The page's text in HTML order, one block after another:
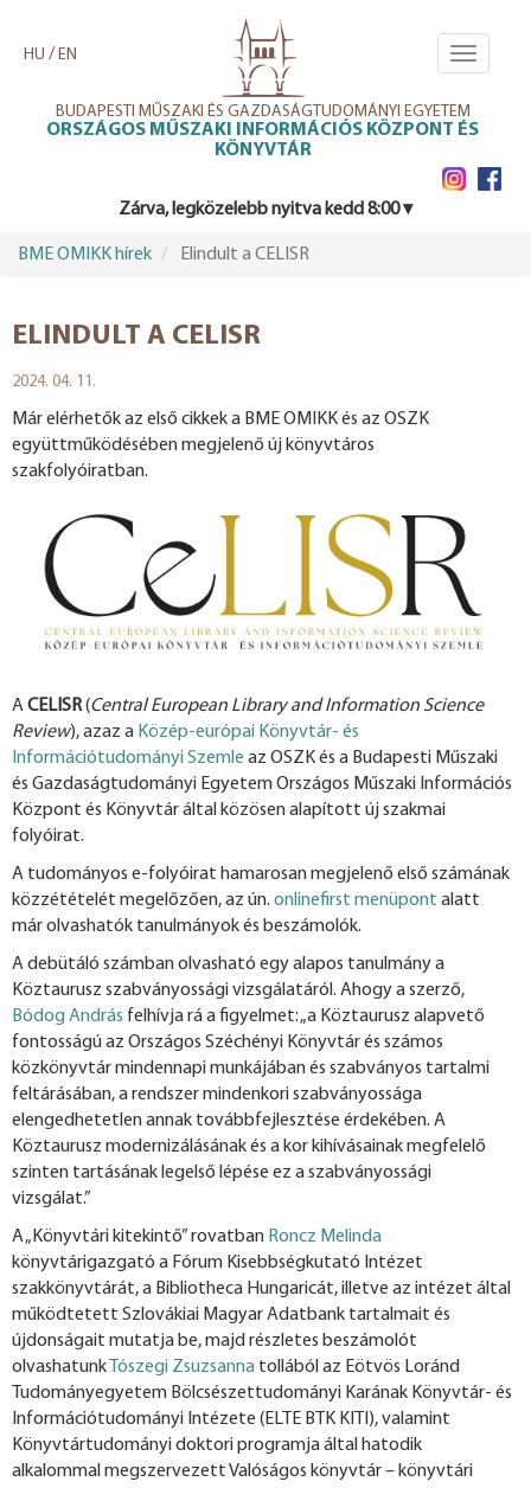
tartalomra
BUDAPESTI MŰSZAKI ÉS GAZDASÁGTUDOMÁNYI EGYETEM
ORSZÁGOS MŰSZAKI INFORMÁCIÓS KÖZPONT ÉS
KÖNYVTÁR
HU / EN
Zárva, legközelebb nyitva kedd 8:00 ▾
Toggle
BME OMIKK hírek Elindult a CELISR
ELINDULT A CELISR
2024. 04. 11.
Már elérhetők az első cikkek a BME OMIKK és az OSZK
együttműködésében megjelenő új könyvtáros
szakfolyóiratban.
ACELISR(Central European Library and Information Science
Review), azaz a Közép-európai Könyvtár- és
Információtudományi Szemle az OSZK és a Budapesti Műszaki
és Gazdaságtudományi Egyetem Országos Műszaki Információs
Központ és Könyvtár által közösen alapított új szakmai
folyóirat.
A tudományos e-folyóirat hamarosan megjelenő első számának
közzétételét megelőzően, az ún. onlinefirst menüpont alatt
már olvashatók tanulmányok és beszámolók.
A debütáló számban olvasható egy alapos tanulmány a
Köztaurusz szabványossági vizsgálatáról. Ahogy a szerző,
Bódog András felhívja rá a figyelmet: „a Köztaurusz alapvető
fontosságú az Országos Széchényi Könyvtár és számos
közkönyvtár mindennapi munkájában és szabványos tartalmi
feltárásában, a rendszer mindenkori szabványossága
elengedhetetlen annak továbbfejlesztése érdekében. A
Köztaurusz modernizálásának és a kor kihívásainak megfelelő
szinten tartásának legelső lépése ez a szabványossági
vizsgálat.”
A „Könyvtári kitekintő” rovatban Roncz Melinda
könyvtárigazgató a Fórum Kisebbségkutató Intézet
szakkönyvtárát, a Bibliotheca Hungaricát, illetve az intézet által
működtetett Szlovákiai Magyar Adatbank tartalmait és
újdonságait mutatja be, majd részletes beszámolót
olvashatunk Tószegi Zsuzsanna tollából az Eötvös Loránd
Tudományegyetem Bölcsészettudományi Karának Könyvtár- és
Információtudományi Intézete (ELTE BTK KITI), valamint
Könyvtártudományi doktori programja által hatodik
alkalommal megszervezett Valóságos könyvtár – könyvtári